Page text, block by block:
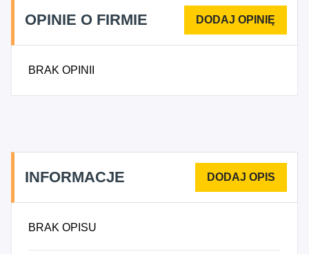
OPINIE O FIRMIE
BRAK OPINII
INFORMACJE
BRAK OPISU